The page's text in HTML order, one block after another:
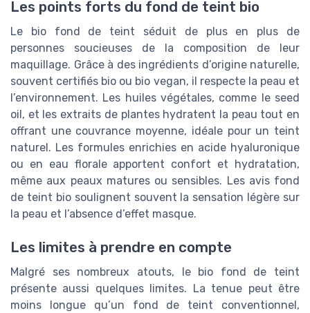
Les points forts du fond de teint bio
Le bio fond de teint séduit de plus en plus de
personnes soucieuses de la composition de leur
maquillage. Grâce à des ingrédients d’origine naturelle,
souvent certifiés bio ou bio vegan, il respecte la peau et
l’environnement. Les huiles végétales, comme le seed
oil, et les extraits de plantes hydratent la peau tout en
offrant une couvrance moyenne, idéale pour un teint
naturel. Les formules enrichies en acide hyaluronique
ou en eau florale apportent confort et hydratation,
même aux peaux matures ou sensibles. Les avis fond
de teint bio soulignent souvent la sensation légère sur
la peau et l’absence d’effet masque.
Les limites à prendre en compte
Malgré ses nombreux atouts, le bio fond de teint
présente aussi quelques limites. La tenue peut être
moins longue qu’un fond de teint conventionnel,